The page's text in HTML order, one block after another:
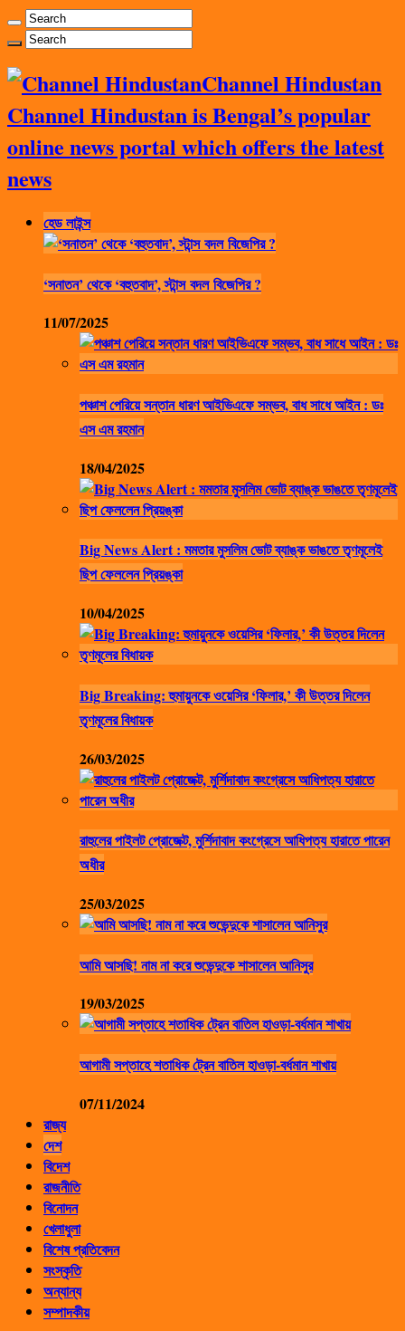
Channel Hindustan
Channel Hindustan is Bengal’s popular
online news portal which offers the latest
news
হেড লাইন্স
‘সনাতন’ থেকে ‘বহুতবাদ’, স্টান্স বদল বিজেপির ?
11/07/2025
পঞ্চাশ পেরিয়ে সন্তান ধারণ আইভিএফে সম্ভব, বাধ সাধে আইন : ডঃ
এস এম রহমান
18/04/2025
Big News Alert : মমতার মুসলিম ভোট ব্যাঙ্ক ভাঙতে তৃণমূলেই
ছিপ ফেললেন প্রিয়ঙ্কা
10/04/2025
Big Breaking: হুমায়ুনকে ওয়েসির ‘ফিলার,’ কী উত্তর দিলেন
তৃণমূলের বিধায়ক
26/03/2025
রাহুলের পাইলট প্রোজেক্ট, মুর্শিদাবাদ কংগ্রেসে আধিপত্য হারাতে পারেন
অধীর
25/03/2025
আমি আসছি! নাম না করে শুভেন্দুকে শাসালেন আনিসুর
19/03/2025
আগামী সপ্তাহে শতাধিক ট্রেন বাতিল হাওড়া-বর্ধমান শাখায়
07/11/2024
রাজ্য
দেশ
বিদেশ
রাজনীতি
বিনোদন
খেলাধুলা
বিশেষ প্রতিবেদন
সংস্কৃতি
অন্যান্য
সম্পাদকীয়